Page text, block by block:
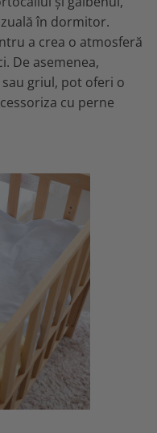
în dormitor.
a crea o atmosferă
De asemenea,
griul, pot oferi o
cu perne